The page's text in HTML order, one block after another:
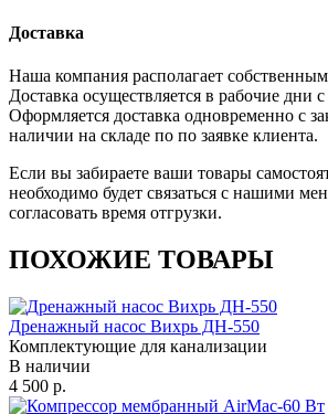
Доставка
Наша компания располагает
Доставка осуществляется в рабочие дни
Оформляется доставка одновременно с
наличии на складе по по заявке клиента.
Если вы забираете ваши товары
необходимо будет связаться с нашими
согласовать время отгрузки.
ПОХОЖИЕ ТОВАРЫ
Дренажный насос Вихрь ДН-550
Комплектующие для канализации
В наличии
4 500 р.